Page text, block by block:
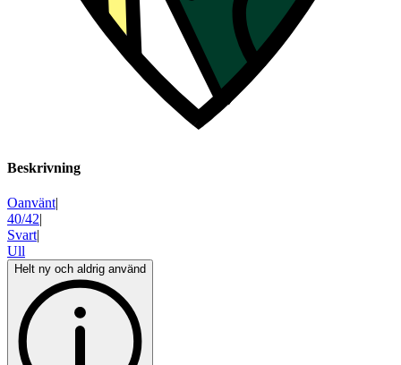
Beskrivning
Oanvänt|
40/42|
Svart|
Ull
Helt ny och aldrig använd